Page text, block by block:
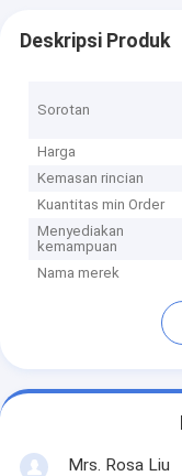
Deskripsi Produk
Sorotan
Harga
Kemasan rincian
Kuantitas min Order
Menyediakan
kemampuan
Nama merek
Mrs. Rosa Liu